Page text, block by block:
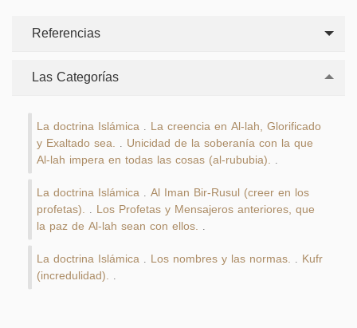
Referencias
Las Categorías
La doctrina Islámica La creencia en Al-lah, Glorificado
y Exaltado sea. Unicidad de la soberanía con la que
Al-lah impera en todas las cosas (al-rububia).
La doctrina Islámica Al Iman Bir-Rusul (creer en los
profetas). Los Profetas y Mensajeros anteriores, que
la paz de Al-lah sean con ellos.
La doctrina Islámica Los nombres y las normas. Kufr
(incredulidad).